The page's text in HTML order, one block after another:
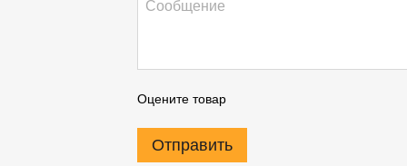
Оцените товар
Отправить